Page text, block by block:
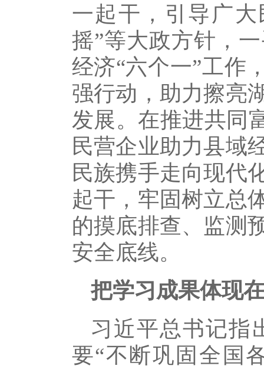
一起干，引导广
摇”等大政方针，
经济“六个一”工作
强行动，助力擦亮
发展。在推进共同
民营企业助力县域
民族携手走向现代
起干，牢固树立总
的摸底排查、监测
安全底线。
把学习成果体现
习近平总书记指
要“不断巩固全国